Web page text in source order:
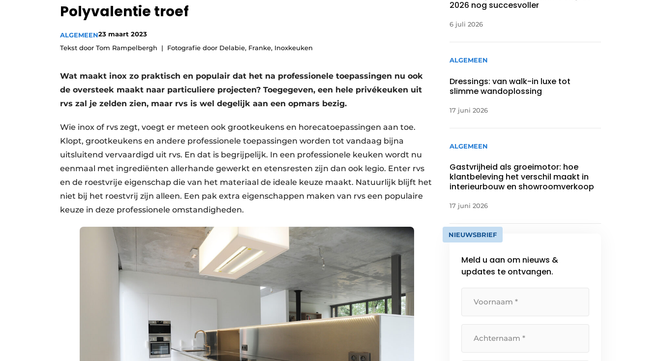
Vacature aanmelden
Polyvalentie troef
ALGEMEEN23 maart 2023
Tekst door Tom Rampelbergh
Fotografie door Delabie, Franke, Inoxkeuken
Wat maakt inox zo praktisch en populair dat het na professionele toepassingen nu ook
de oversteek maakt naar particuliere projecten? Toegegeven, een hele privékeuken uit
rvs zal je zelden zien, maar rvs is wel degelijk aan een opmars bezig.
Wie inox of rvs zegt, voegt er meteen ook grootkeukens en horecatoepassingen aan toe.
Klopt, grootkeukens en andere professionele toepassingen worden tot vandaag bijna
uitsluitend vervaardigd uit rvs. En dat is begrijpelijk. In een professionele keuken wordt nu
eenmaal met ingrediënten allerhande gewerkt en etensresten zijn dan ook legio. Enter rvs
en de roestvrije eigenschap die van het materiaal de ideale keuze maakt. Natuurlijk blijft het
niet bij het roestvrij zijn alleen. Een pak extra eigenschappen maken van rvs een populaire
keuze in deze professionele omstandigheden.
2026 nog succesvoller
6 juli 2026
ALGEMEEN
Dressings: van walk-in luxe tot
slimme wandoplossing
17 juni 2026
ALGEMEEN
Gastvrijheid als groeimotor: hoe
klantbeleving het verschil maakt in
interieurbouw en showroomverkoop
17 juni 2026
NIEUWSBRIEF
Meld u aan om nieuws &
updates te ontvangen.